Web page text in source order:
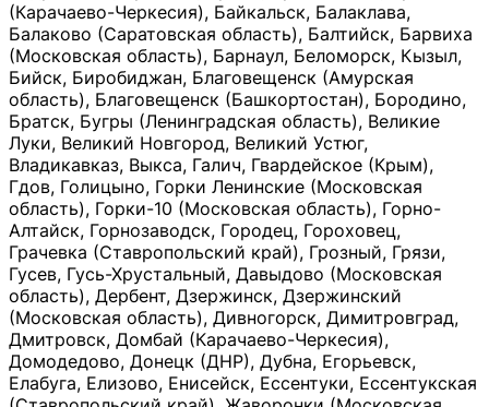
(Карачаево-Черкесия), Байкальск, Балаклава,
Балаково (Саратовская область), Балтийск, Барвиха
(Московская область), Барнаул, Беломорск, Кызыл,
Бийск, Биробиджан, Благовещенск (Амурская
область), Благовещенск (Башкортостан), Бородино,
Братск, Бугры (Ленинградская область), Великие
Луки, Великий Новгород, Великий Устюг,
Владикавказ, Выкса, Галич, Гвардейское (Крым),
Гдов, Голицыно, Горки Ленинские (Московская
область), Горки-10 (Московская область), Горно-
Алтайск, Горнозаводск, Городец, Гороховец,
Грачевка (Ставропольский край), Грозный, Грязи,
Гусев, Гусь-Хрустальный, Давыдово (Московская
область), Дербент, Дзержинск, Дзержинский
(Московская область), Дивногорск, Димитровград,
Дмитровск, Домбай (Карачаево-Черкесия),
Домодедово, Донецк (ДНР), Дубна, Егорьевск,
Елабуга, Елизово, Енисейск, Ессентуки, Ессентукская